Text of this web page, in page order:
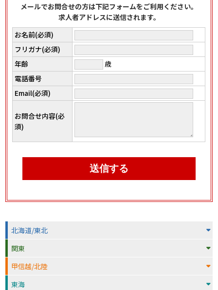
メールでお問合せの方は下記フォームをご利用ください。
求人者アドレスに送信されます。
お名前(必須)
フリガナ(必須)
年齢
歳
電話番号
Email(必須)
お問合せ内容(必
須)
北海道/東北
関東
甲信越/北陸
東海